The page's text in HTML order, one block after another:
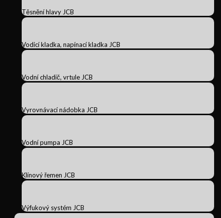
Těsnění hlavy JCB
Vodicí kladka, napínací kladka JCB
Vodní chladič, vrtule JCB
Vyrovnávací nádobka JCB
Vodní pumpa JCB
Klínový řemen JCB
Výfukový systém JCB